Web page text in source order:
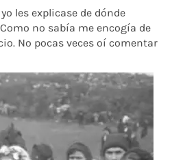
les explicase de dónde
no sabía me encogía de
No pocas veces oí comentar